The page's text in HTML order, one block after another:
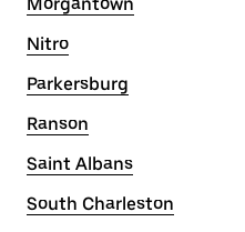
Nitro
Parkersburg
Ranson
Saint Albans
South Charleston